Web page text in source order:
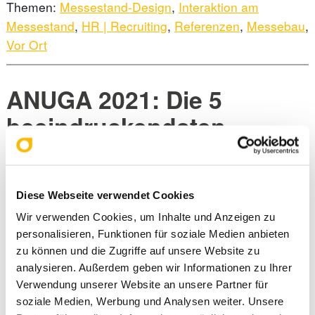
Diese Webseite verwendet Cookies
Wir verwenden Cookies, um Inhalte und Anzeigen zu
personalisieren, Funktionen für soziale Medien anbieten
zu können und die Zugriffe auf unsere Website zu
analysieren. Außerdem geben wir Informationen zu Ihrer
Verwendung unserer Website an unsere Partner für
soziale Medien, Werbung und Analysen weiter. Unsere
Themen: Messestand-Design, Interaktion am
Messestand, HR | Recruiting, Referenzen, Messebau,
Vor Ort
ANUGA 2021: Die 5
beeindruckendsten
Messestände
Hit List• Lesezeit: 4 Min.
DieANUGA, Weltleitmesse für Nahrungs- und Genussmittel